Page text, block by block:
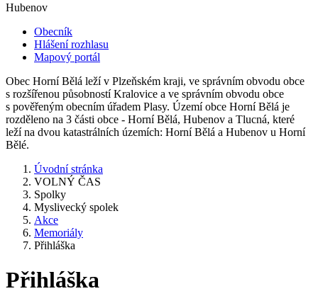
Hubenov
Obecník
Hlášení rozhlasu
Mapový portál
Obec Horní Bělá leží v Plzeňském kraji, ve správním obvodu obce
s rozšířenou působností Kralovice a ve správním obvodu obce
s pověřeným obecním úřadem Plasy. Území obce Horní Bělá je
rozděleno na 3 části obce - Horní Bělá, Hubenov a Tlucná, které
leží na dvou katastrálních územích: Horní Bělá a Hubenov u Horní
Bělé.
Úvodní stránka
VOLNÝ ČAS
Spolky
Myslivecký spolek
Akce
Memoriály
Přihláška
Přihláška